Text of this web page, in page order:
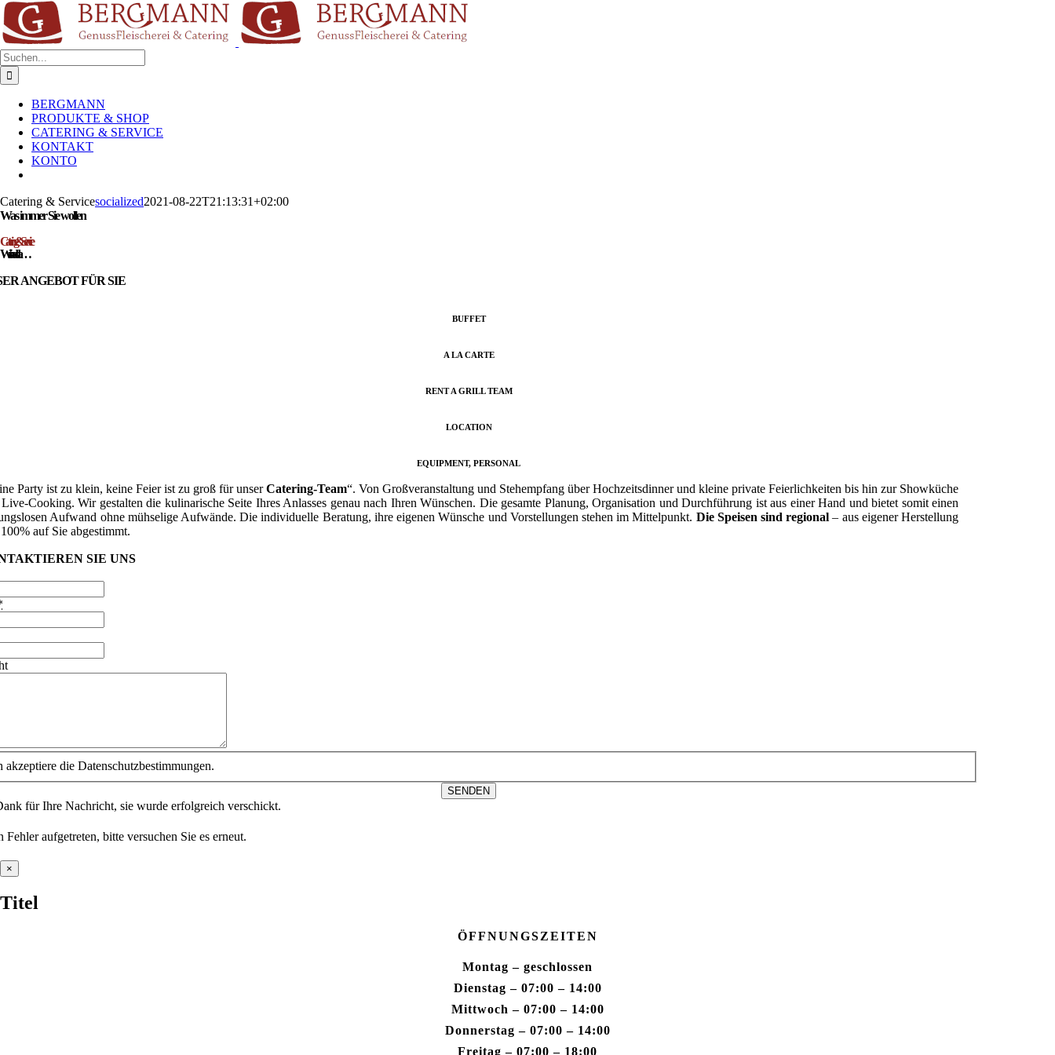
Zum
Inhalt
springen
Suche
nach:
BERGMANN
PRODUKTE & SHOP
CATERING & SERVICE
KONTAKT
KONTO
Catering & Servicesocialized2021-08-22T21:13:31+02:00
Was immer Sie wollen
Catering & Service
Wir sind da…
ANGEBOT FÜR SIE
BUFFET
A LA CARTE
RENT A GRILL TEAM
LOCATION
EQUIPMENT, PERSONAL
Party ist zu klein, keine Feier ist zu groß für unserCatering-Team“. Von Großveranstaltung und Stehempfang über Hochzeitsdinner und kleine private Feierlichkeiten bis hin zur Showküche
Cooking. Wir gestalten die kulinarische Seite Ihres Anlasses genau nach Ihren Wünschen. Die gesamte Planung, Organisation und Durchführung ist aus einer Hand und bietet somit einen
Aufwand ohne mühselige Aufwände. Die individuelle Beratung, ihre eigenen Wünsche und Vorstellungen stehen im Mittelpunkt. Die Speisen sind regional – aus eigener Herstellung
auf Sie abgestimmt.
SIE UNS
akzeptiere die Datenschutzbestimmungen.
SENDEN
für Ihre Nachricht, sie wurde erfolgreich verschickt.
Fehler aufgetreten, bitte versuchen Sie es erneut.
Close
product
view
×
Titel
ÖFFNUNGSZEITEN
Montag – geschlossen
Dienstag – 07:00 – 14:00
Mittwoch – 07:00 – 14:00
Donnerstag – 07:00 – 14:00
Freitag – 07:00 – 18:00